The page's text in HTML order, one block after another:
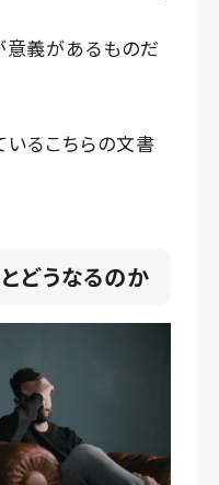
意義があるものだ
るこちらの文書
どうなるのか